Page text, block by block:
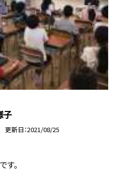
子
更新日 2021/08/25
す。